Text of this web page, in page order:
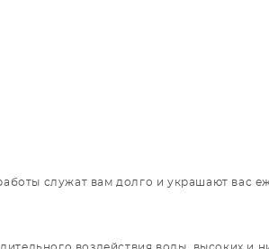
служат вам долго и украшают вас